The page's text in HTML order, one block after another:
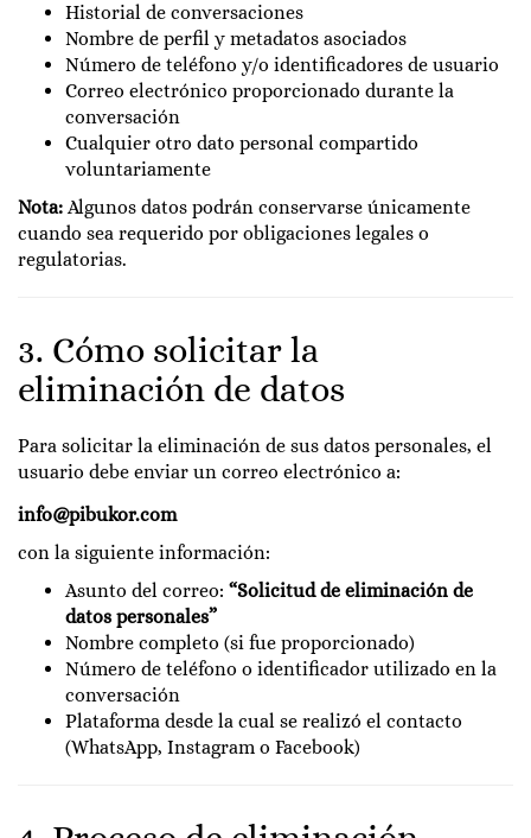
Historial de conversaciones
Nombre de perfil y metadatos asociados
Número de teléfono y/o identificadores de usuario
Correo electrónico proporcionado durante la
conversación
Cualquier otro dato personal compartido
voluntariamente
Nota:Algunos datos podrán conservarse únicamente
cuando sea requerido por obligaciones legales o
regulatorias.
3. Cómo solicitar la
eliminación de datos
Para solicitar la eliminación de sus datos personales, el
usuario debe enviar un correo electrónico a:
info@pibukor.com
con la siguiente información:
Asunto del correo: “Solicitud de eliminación de
datos personales”
Nombre completo (si fue proporcionado)
Número de teléfono o identificador utilizado en la
conversación
Plataforma desde la cual se realizó el contacto
(WhatsApp, Instagram o Facebook)